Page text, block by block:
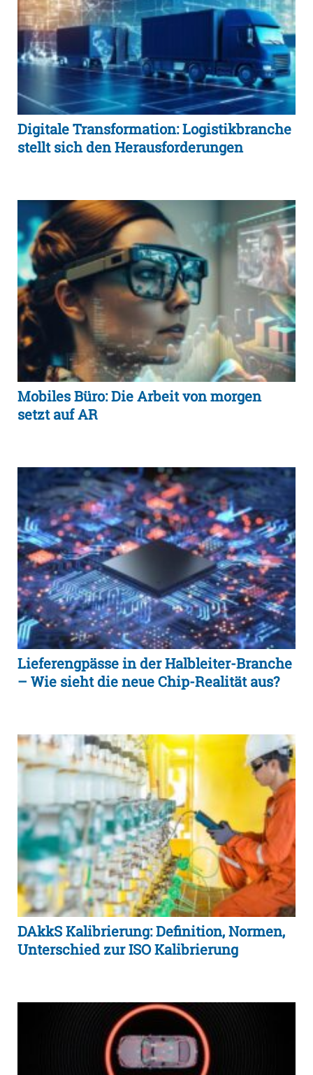
Digitale Transformation: Logistikbranche
stellt sich den Herausforderungen
Mobiles Büro: Die Arbeit von morgen
setzt auf AR
Lieferengpässe in der Halbleiter-Branche
– Wie sieht die neue Chip-Realität aus?
DAkkS Kalibrierung: Definition, Normen,
Unterschied zur ISO Kalibrierung